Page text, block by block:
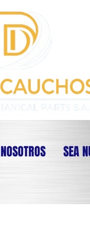
NOSOTROS SEA